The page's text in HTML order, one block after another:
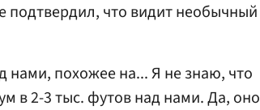
подтвердил, что видит необычный
нами, похожее на... Я не знаю, что
в 2-3 тыс. футов над нами. Да, оно